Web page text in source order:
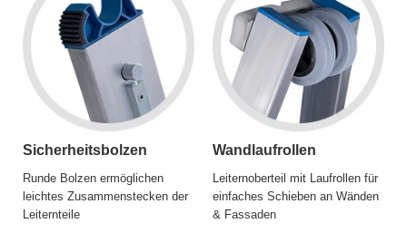
Sicherheitsbolzen
Runde Bolzen ermöglichen
leichtes Zusammenstecken der
Leiternteile
Wandlaufrollen
Leiternoberteil mit Laufrollen für
einfaches Schieben an Wänden
& Fassaden